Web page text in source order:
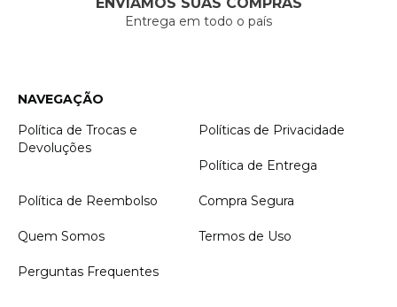
Entrega em todo o país
NAVEGAÇÃO
Política de Trocas e
Devoluções
Políticas de Privacidade
Política de Entrega
Política de Reembolso Compra Segura
Quem Somos Termos de Uso
Perguntas Frequentes